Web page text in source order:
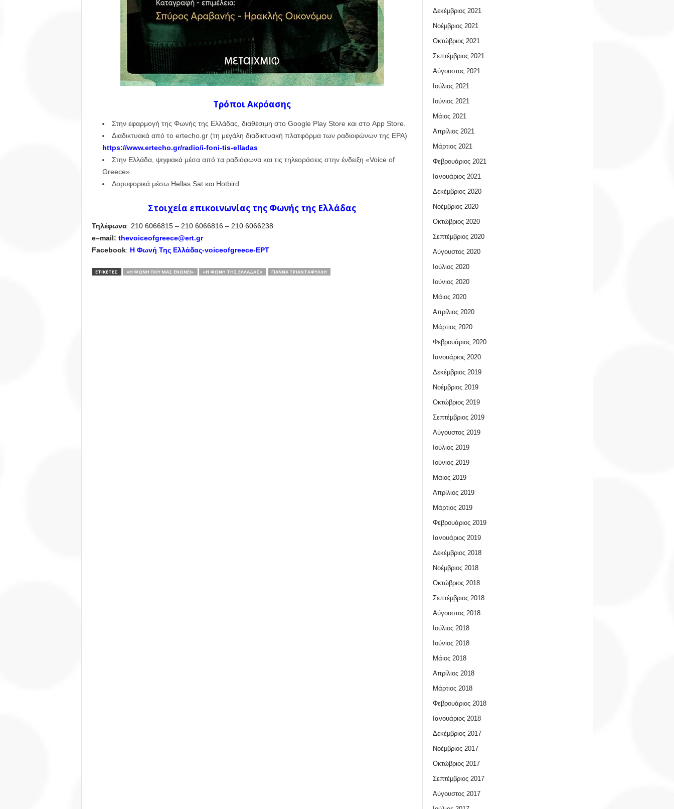
Τρόποι Ακρόασης
Στην εφαρμογή της Φωνής της Ελλάδας, διαθέσιμη στο Google Play Store και στο App Store.
Διαδικτυακά από το ertecho.gr (τη μεγάλη διαδικτυακή πλατφόρμα των ραδιοφώνων της ΕΡΑ)
https://www.ertecho.gr/radio/i-foni-tis-elladas
Στην Ελλάδα, ψηφιακά μέσα από τα ραδιόφωνα και τις τηλεοράσεις στην ένδειξη «Voice of
Greece».
Δορυφορικά μέσω Hellas Sat και Hotbird.
Στοιχεία επικοινωνίας της Φωνής της Ελλάδας
Τηλέφωνα: 210 6066815 – 210 6066816 – 210 6066238
e–mail: thevoiceofgreece@ert.gr
Facebook: Η Φωνή Της Ελλάδας-voiceofgreece-ΕΡΤ
ΕΤΙΚΕΤΕΣ «Η ΦΩΝΉ ΠΟΥ ΜΑΣ ΕΝΏΝΕΙ» «Η ΦΩΝΉ ΤΗΣ ΕΛΛΆΔΑΣ» ΓΙΆΝΝΑ ΤΡΙΑΝΤΑΦΎΛΛΗ
Δεκέμβριος 2021
Νοέμβριος 2021
Οκτώβριος 2021
Σεπτέμβριος 2021
Αύγουστος 2021
Ιούλιος 2021
Ιούνιος 2021
Μάιος 2021
Απρίλιος 2021
Μάρτιος 2021
Φεβρουάριος 2021
Ιανουάριος 2021
Δεκέμβριος 2020
Νοέμβριος 2020
Οκτώβριος 2020
Σεπτέμβριος 2020
Αύγουστος 2020
Ιούλιος 2020
Ιούνιος 2020
Μάιος 2020
Απρίλιος 2020
Μάρτιος 2020
Φεβρουάριος 2020
Ιανουάριος 2020
Δεκέμβριος 2019
Νοέμβριος 2019
Οκτώβριος 2019
Σεπτέμβριος 2019
Αύγουστος 2019
Ιούλιος 2019
Ιούνιος 2019
Μάιος 2019
Απρίλιος 2019
Μάρτιος 2019
Φεβρουάριος 2019
Ιανουάριος 2019
Δεκέμβριος 2018
Νοέμβριος 2018
Οκτώβριος 2018
Σεπτέμβριος 2018
Αύγουστος 2018
Ιούλιος 2018
Ιούνιος 2018
Μάιος 2018
Απρίλιος 2018
Μάρτιος 2018
Φεβρουάριος 2018
Ιανουάριος 2018
Δεκέμβριος 2017
Νοέμβριος 2017
Οκτώβριος 2017
Σεπτέμβριος 2017
Αύγουστος 2017